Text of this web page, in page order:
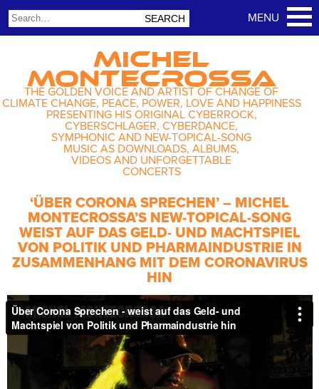
MICHEL
MONTECROSSA
THE GOLDEN VOICE AND ARTIST OF CHANGE OF
CLIMATE CHANGE, PEACE, POWER, LOVE AND HAPPINESS
PRESENTING HIS ORIGINAL CYBERROCK,
CYBERSCHLAGER, CYBERDANCE,
SYMPHONIC AND NEW-TOPICAL-SONG
MUSIC AS DOWNLOADS, ALBUMS,
VIDEOS AND UNFORGETTABLE
CONCERTS
‘ÜBER CORONA SPRECHEN’ – MICHEL
MONTECROSSA’S NEW-TOPICAL-SONG
WEIST AUF DAS GELD- UND MACHTSPIEL
VON POLITIK UND PHARMAINDUSTRIE IN
ZUSAMMENHANG MIT DEM CORONAVIRUS
HIN